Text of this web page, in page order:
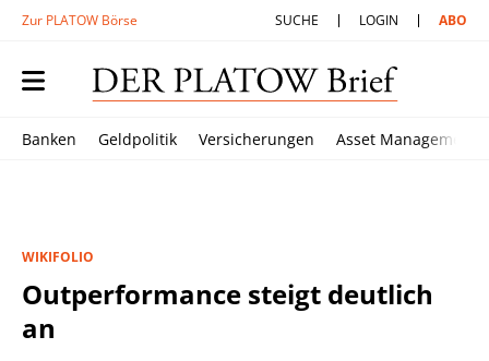
Zur PLATOW Börse SUCHE LOGIN ABO
Banken Geldpolitik Versicherungen Asset Management
WIKIFOLIO
Outperformance steigt deutlich
an